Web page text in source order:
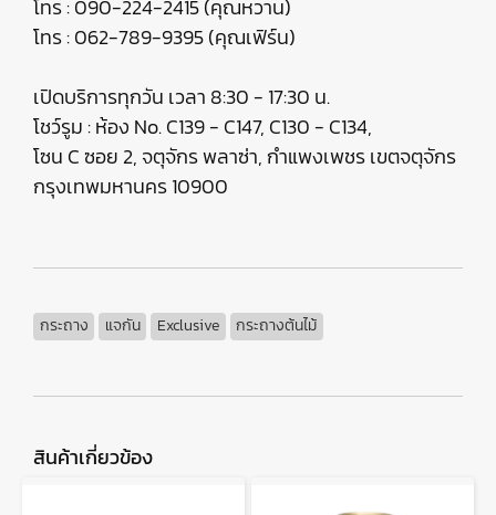
โทร : 090-224-2415 (คุณหวาน)
โทร : 062-789-9395 (คุณเฟิร์น)
เปิดบริการทุกวัน เวลา 8:30 - 17:30 น.
โชว์รูม : ห้อง No. C139 - C147, C130 - C134,
โซน C ซอย 2, จตุจักร พลาซ่า, กำแพงเพชร เขตจตุจักร
กรุงเทพมหานคร 10900
กระถาง แจกัน Exclusive กระถางต้นไม้
สินค้าเกี่ยวข้อง